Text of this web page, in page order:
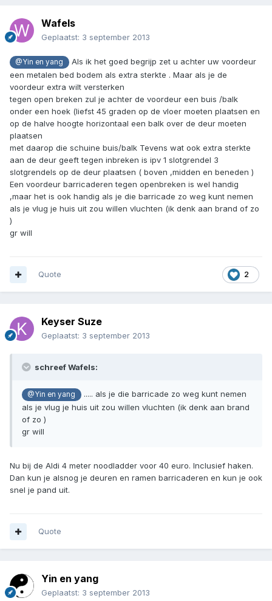
Wafels
Geplaatst: 3 september 2013
@Yin en yang
Als ik het goed begrijp zet u achter uw voordeur
een metalen bed bodem als extra sterkte . Maar als je de
voordeur extra wilt versterken
tegen open breken zul je achter de voordeur een buis /balk
onder een hoek (liefst 45 graden op de vloer moeten plaatsen en
op de halve hoogte horizontaal een balk over de deur moeten
plaatsen
met daarop die schuine buis/balk Tevens wat ook extra sterkte
aan de deur geeft tegen inbreken is ipv 1 slotgrendel 3
slotgrendels op de deur plaatsen ( boven ,midden en beneden )
Een voordeur barricaderen tegen openbreken is wel handig
,maar het is ook handig als je die barricade zo weg kunt nemen
als je vlug je huis uit zou willen vluchten (ik denk aan brand of zo
)
gr will
2
Quote
Keyser Suze
Geplaatst: 3 september 2013
schreef Wafels:
@Yin en yang
..... als je die barricade zo weg kunt nemen
als je vlug je huis uit zou willen vluchten (ik denk aan brand
of zo )
gr will
Nu bij de Aldi 4 meter noodladder voor 40 euro. Inclusief haken.
Dan kun je alsnog je deuren en ramen barricaderen en kun je ook
snel je pand uit.
Quote
Yin en yang
Geplaatst: 3 september 2013